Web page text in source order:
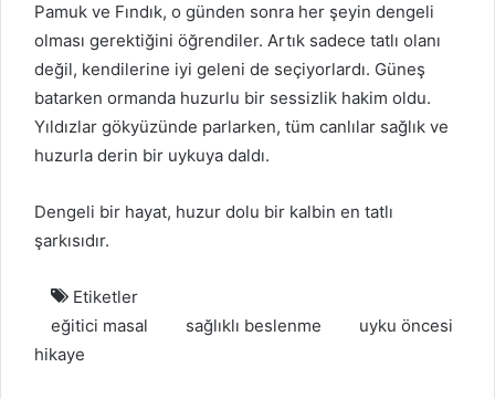
Pamuk ve Fındık, o günden sonra her şeyin dengeli
olması gerektiğini öğrendiler. Artık sadece tatlı olanı
değil, kendilerine iyi geleni de seçiyorlardı. Güneş
batarken ormanda huzurlu bir sessizlik hakim oldu.
Yıldızlar gökyüzünde parlarken, tüm canlılar sağlık ve
huzurla derin bir uykuya daldı.
Dengeli bir hayat, huzur dolu bir kalbin en tatlı
şarkısıdır.
Etiketler
eğitici masal
sağlıklı beslenme
uyku öncesi
hikaye